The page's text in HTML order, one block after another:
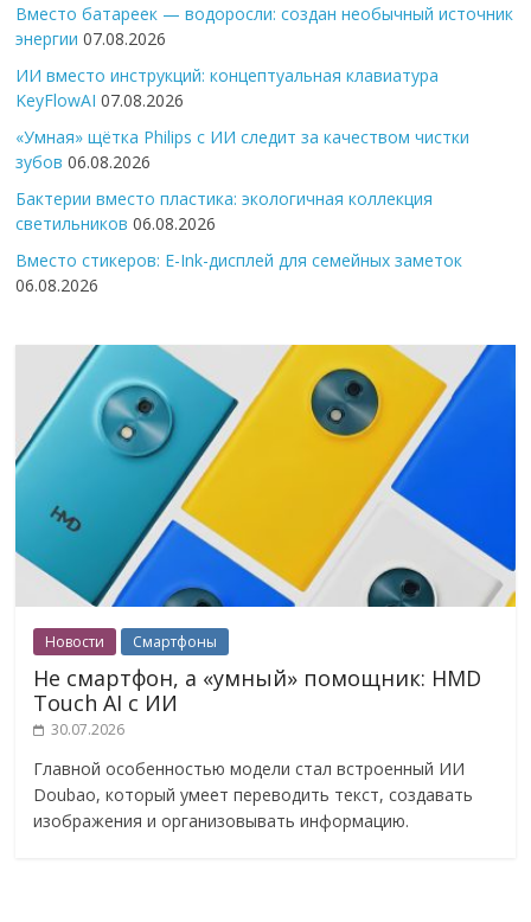
Вместо батареек — водоросли: создан необычный источник
энергии 07.08.2026
ИИ вместо инструкций: концептуальная клавиатура
KeyFlowAI 07.08.2026
«Умная» щётка Philips с ИИ следит за качеством чистки
зубов 06.08.2026
Бактерии вместо пластика: экологичная коллекция
светильников 06.08.2026
Вместо стикеров: E-Ink-дисплей для семейных заметок
06.08.2026
Новости Смартфоны
Не смартфон, а «умный» помощник: HMD
Touch AI с ИИ
30.07.2026
Главной особенностью модели стал встроенный ИИ
Doubao, который умеет переводить текст, создавать
изображения и организовывать информацию.